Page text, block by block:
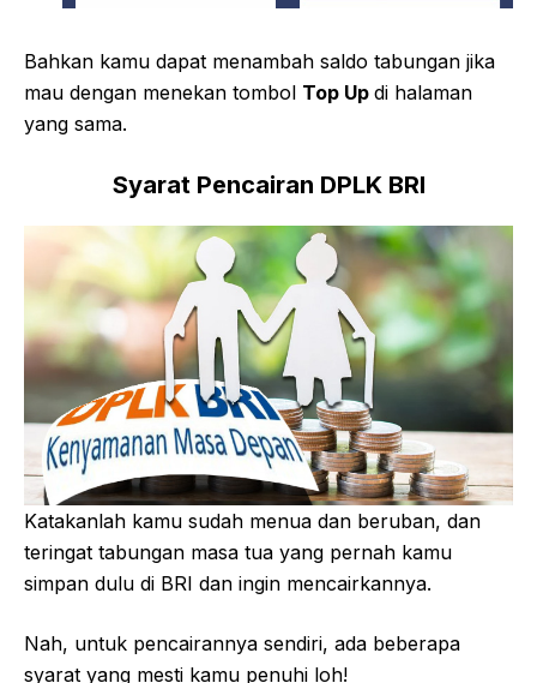
Bahkan kamu dapat menambah saldo tabungan jika
mau dengan menekan tombol Top Up di halaman
yang sama.
Syarat Pencairan DPLK BRI
Katakanlah kamu sudah menua dan beruban, dan
teringat tabungan masa tua yang pernah kamu
simpan dulu di BRI dan ingin mencairkannya.
Nah, untuk pencairannya sendiri, ada beberapa
syarat yang mesti kamu penuhi loh!